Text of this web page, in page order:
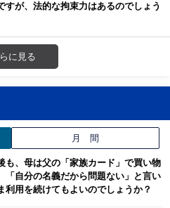
すが、法的な拘束力はあるのでしょう
に見る
月 間
も、母は父の「家族カード」で買い物
「自分の名義だから問題ない」と言い
利用を続けてもよいのでしょうか？